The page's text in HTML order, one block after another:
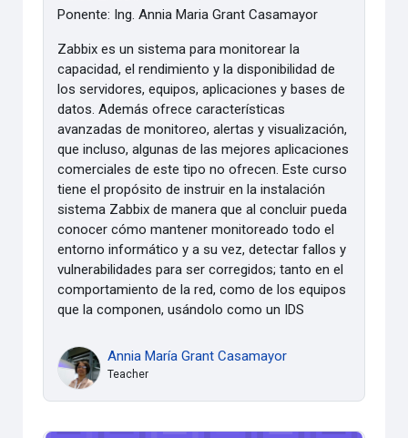
Ponente: Ing. Annia Maria Grant Casamayor
Zabbix es un sistema para monitorear la
capacidad, el rendimiento y la disponibilidad de
los servidores, equipos, aplicaciones y bases de
datos. Además ofrece características
avanzadas de monitoreo, alertas y visualización,
que incluso, algunas de las mejores aplicaciones
comerciales de este tipo no ofrecen. Este curso
tiene el propósito de instruir en la instalación
sistema Zabbix de manera que al concluir pueda
conocer cómo mantener monitoreado todo el
entorno informático y a su vez, detectar fallos y
vulnerabilidades para ser corregidos; tanto en el
comportamiento de la red, como de los equipos
que la componen, usándolo como un IDS
Annia María Grant Casamayor
Teacher